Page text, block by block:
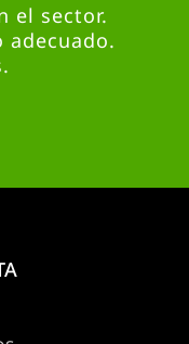
el sector.